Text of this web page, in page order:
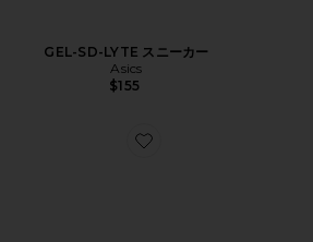
GEL-SD-LYTE スニーカー
Asics
$155
Favorite NAPLES スニーカー